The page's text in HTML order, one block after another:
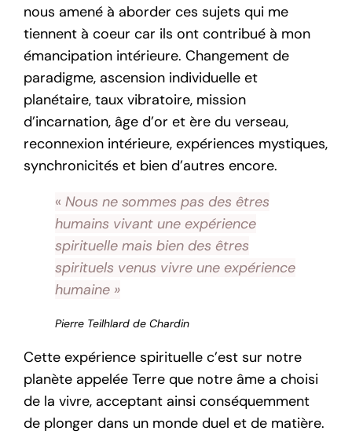
nous amené à aborder ces sujets qui me
tiennent à coeur car ils ont contribué à mon
émancipation intérieure. Changement de
paradigme, ascension individuelle et
planétaire, taux vibratoire, mission
d’incarnation, âge d’or et ère du verseau,
reconnexion intérieure, expériences mystiques,
synchronicités et bien d’autres encore.
«Nous ne sommes pas des êtres
humains vivant une expérience
spirituelle mais bien des êtres
spirituels venus vivre une expérience
humaine »
Pierre Teilhlard de Chardin
Cette expérience spirituelle c’est sur notre
planète appelée Terre que notre âme a choisi
de la vivre, acceptant ainsi conséquemment
de plonger dans un monde duel et de matière.